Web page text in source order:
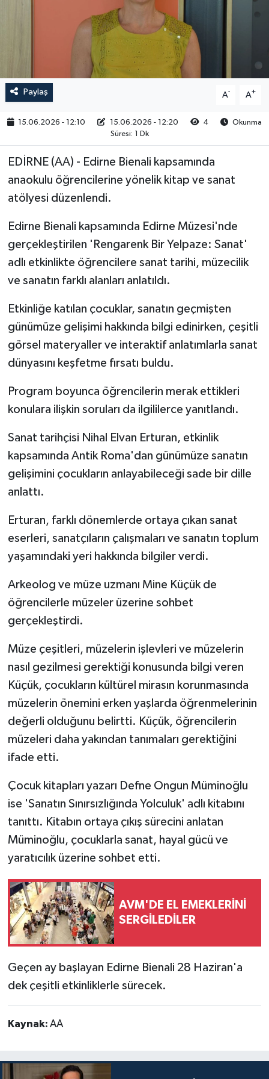
Paylaş A- A+
15.06.2026 - 12:10 15.06.2026 - 12:20 4
Okunma
Süresi: 1 Dk
EDİRNE (AA) - Edirne Bienali kapsamında
anaokulu öğrencilerine yönelik kitap ve sanat
atölyesi düzenlendi.
Edirne Bienali kapsamında Edirne Müzesi'nde
gerçekleştirilen 'Rengarenk Bir Yelpaze: Sanat'
adlı etkinlikte öğrencilere sanat tarihi, müzecilik
ve sanatın farklı alanları anlatıldı.
Etkinliğe katılan çocuklar, sanatın geçmişten
günümüze gelişimi hakkında bilgi edinirken, çeşitli
görsel materyaller ve interaktif anlatımlarla sanat
dünyasını keşfetme fırsatı buldu.
Program boyunca öğrencilerin merak ettikleri
konulara ilişkin soruları da ilgililerce yanıtlandı.
Sanat tarihçisi Nihal Elvan Erturan, etkinlik
kapsamında Antik Roma'dan günümüze sanatın
gelişimini çocukların anlayabileceği sade bir dille
anlattı.
Erturan, farklı dönemlerde ortaya çıkan sanat
eserleri, sanatçıların çalışmaları ve sanatın toplum
yaşamındaki yeri hakkında bilgiler verdi.
Arkeolog ve müze uzmanı Mine Küçük de
öğrencilerle müzeler üzerine sohbet
gerçekleştirdi.
Müze çeşitleri, müzelerin işlevleri ve müzelerin
nasıl gezilmesi gerektiği konusunda bilgi veren
Küçük, çocukların kültürel mirasın korunmasında
müzelerin önemini erken yaşlarda öğrenmelerinin
değerli olduğunu belirtti. Küçük, öğrencilerin
müzeleri daha yakından tanımaları gerektiğini
ifade etti.
Çocuk kitapları yazarı Defne Ongun Müminoğlu
ise 'Sanatın Sınırsızlığında Yolculuk' adlı kitabını
tanıttı. Kitabın ortaya çıkış sürecini anlatan
Müminoğlu, çocuklarla sanat, hayal gücü ve
yaratıcılık üzerine sohbet etti.
AVM'DE EL EMEKLERİNİ
SERGİLEDİLER
Geçen ay başlayan Edirne Bienali 28 Haziran'a
dek çeşitli etkinliklerle sürecek.
Kaynak: AA
RESMİ İLAN